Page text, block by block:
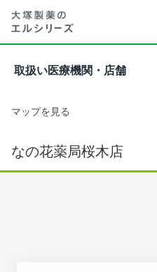
取扱い医療機関・店舗
マップを見る
なの花薬局桜木店